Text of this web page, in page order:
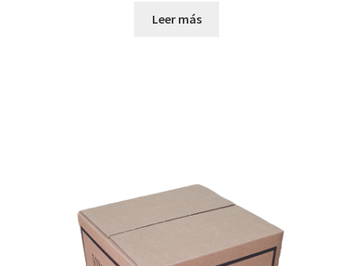
Leer más